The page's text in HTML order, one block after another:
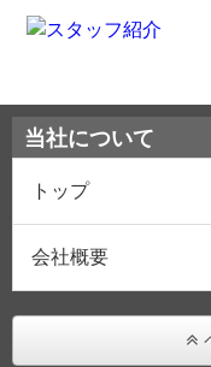
当社について
トップ
会社概要